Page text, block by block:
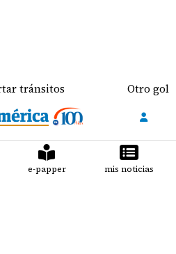
Otro golpe al
e-papper mis noticias